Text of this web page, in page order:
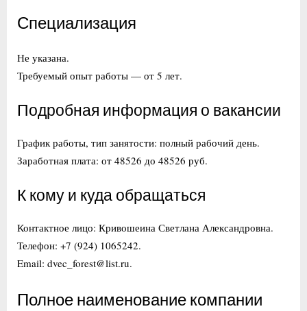
Специализация
Не указана.
Требуемый опыт работы — от 5 лет.
Подробная информация о вакансии
График работы, тип занятости: полный рабочий день.
Заработная плата: от 48526 до 48526 руб.
К кому и куда обращаться
Контактное лицо: Кривошеина Светлана Александровна.
Телефон: +7 (924) 1065242.
Email: dvec_forest@list.ru.
Полное наименование компании